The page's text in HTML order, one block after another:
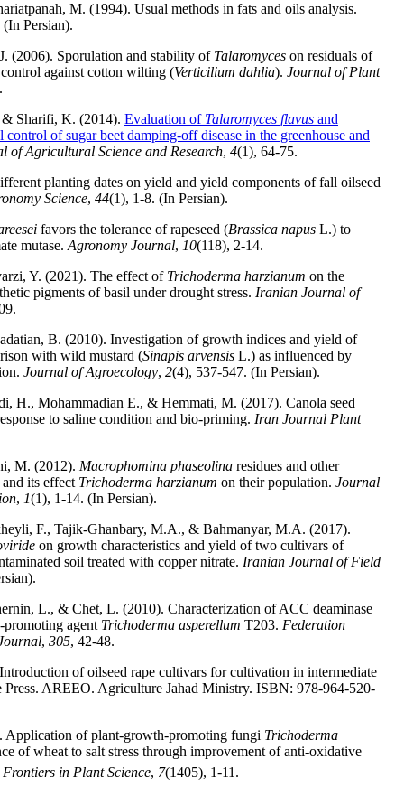
M. (1994). Usual methods in fats and oils analysis.
Persian).
(2006). Sporulation and stability of Talaromyces on residuals of
against cotton wilting (Verticilium dahlia). Journal of Plant
Sharifi, K. (2014). Evaluation of Talaromyces flavus and
of sugar beet damping-off disease in the greenhouse and
of Agricultural Science and Research, 4(1), 64-75.
planting dates on yield and yield components of fall oilseed
Science, 44(1), 1-8. (In Persian).
favors the tolerance of rapeseed (Brassica napus L.) to
mutase. Agronomy Journal, 10(118), 2-14.
Y. (2021). The effect of Trichoderma harzianum on the
pigments of basil under drought stress. Iranian Journal of
B. (2010). Investigation of growth indices and yield of
with wild mustard (Sinapis arvensis L.) as influenced by
Journal of Agroecology, 2(4), 537-547. (In Persian).
H., Mohammadian E., & Hemmati, M. (2017). Canola seed
to saline condition and bio-priming. Iran Journal Plant
M. (2012). Macrophomina phaseolina residues and other
its effect Trichoderma harzianum on their population. Journal
, 1(1), 1-14. (In Persian).
F., Tajik-Ghanbary, M.A., & Bahmanyar, M.A. (2017).
on growth characteristics and yield of two cultivars of
soil treated with copper nitrate. Iranian Journal of Field
L., & Chet, L. (2010). Characterization of ACC deaminase
agent Trichoderma asperellum T203. Federation
, 305, 42-48.
of oilseed rape cultivars for cultivation in intermediate
AREEO. Agriculture Jahad Ministry. ISBN: 978-964-520-
of plant-growth-promoting fungi Trichoderma
of wheat to salt stress through improvement of anti-oxidative
Frontiers in Plant Science, 7(1405), 1-11.